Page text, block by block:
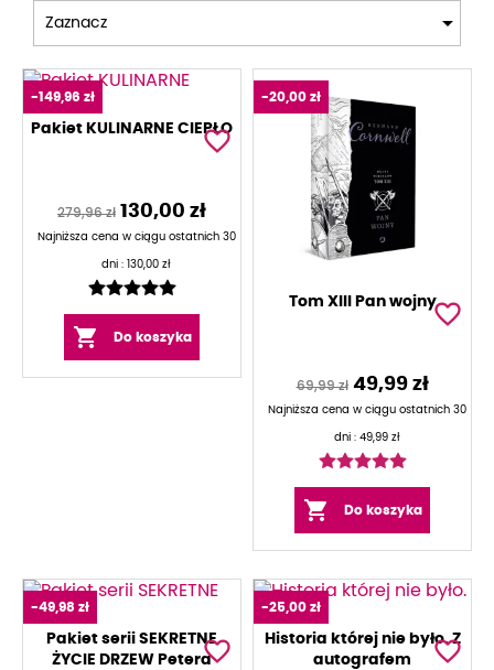
Zaznacz 
Pakiet KULINARNE CIEPŁO
279,96 zł 130,00 zł
Najniższa cena w ciągu ostatnich 30
dni : 130,00 zł
-149,96 zł
 Do koszyka
favorite_border
Tom XIII Pan wojny
69,99 zł 49,99 zł
Najniższa cena w ciągu ostatnich 30
dni : 49,99 zł
-20,00 zł
 Do koszyka
favorite_border
Pakiet serii SEKRETNE
ŻYCIE DRZEW Petera
-49,98 zł
favorite_border
Historia której nie było. Z
autografem
-25,00 zł
favorite_border